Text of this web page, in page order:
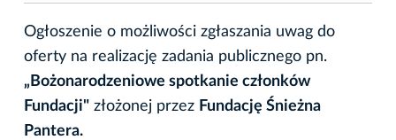
Ogłoszenie o możliwości zgłaszania uwag do
oferty na realizację zadania publicznego pn.
„Bożonarodzeniowe spotkanie członków
Fundacji" złożonej przez Fundację Śnieżna
Pantera.